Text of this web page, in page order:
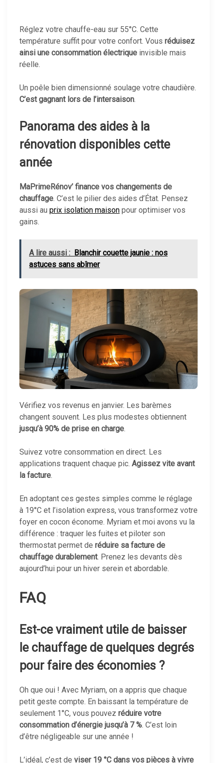
Réglez votre chauffe-eau sur 55°C. Cette
température suffit pour votre confort. Vous réduisez
ainsi une consommation électrique invisible mais
réelle.
Un poêle bien dimensionné soulage votre chaudière.
C’est gagnant lors de l’intersaison.
Panorama des aides à la
rénovation disponibles cette
année
MaPrimeRénov’ finance vos changements de
chauffage. C’est le pilier des aides d’État. Pensez
aussi au prix isolation maison pour optimiser vos
gains.
A lire aussi : Blanchir couette jaunie : nos
astuces sans abîmer
Vérifiez vos revenus en janvier. Les barèmes
changent souvent. Les plus modestes obtiennent
jusqu’à 90% de prise en charge.
Suivez votre consommation en direct. Les
applications traquent chaque pic. Agissez vite avant
la facture.
En adoptant ces gestes simples comme le réglage
à 19°C et l’isolation express, vous transformez votre
foyer en cocon économe. Myriam et moi avons vu la
différence : traquer les fuites et piloter son
thermostat permet de réduire sa facture de
chauffage durablement. Prenez les devants dès
aujourd’hui pour un hiver serein et abordable.
FAQ
Est-ce vraiment utile de baisser
le chauffage de quelques degrés
pour faire des économies ?
Oh que oui ! Avec Myriam, on a appris que chaque
petit geste compte. En baissant la température de
seulement 1°C, vous pouvez réduire votre
consommation d’énergie jusqu’à 7 %. C’est loin
d’être négligeable sur une année !
L’idéal, c’est de viser 19 °C dans vos pièces à vivre